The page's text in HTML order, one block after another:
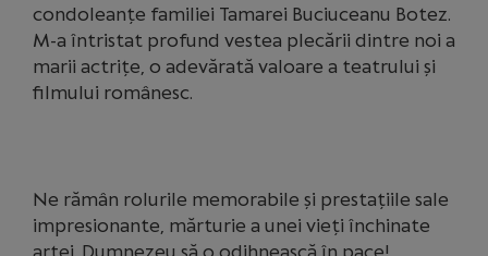
condoleanțe familiei Tamarei Buciuceanu Botez.
M-a întristat profund vestea plecării dintre noi a
marii actrițe, o adevărată valoare a teatrului și
filmului românesc.
Ne rămân rolurile memorabile și prestațiile sale
impresionante, mărturie a unei vieți închinate
artei. Dumnezeu să o odihnească în pace!